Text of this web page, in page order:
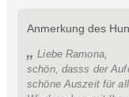
Unser Haus wird –
Anmerkung des
Liebe Ramona,
schön, dasss der
schöne Auszeit für